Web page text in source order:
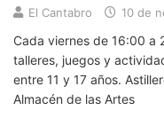
El Cantabro 10 de
Cada viernes de 16:00 a
talleres, juegos y
entre 11 y 17 años.
Almacén de las Artes